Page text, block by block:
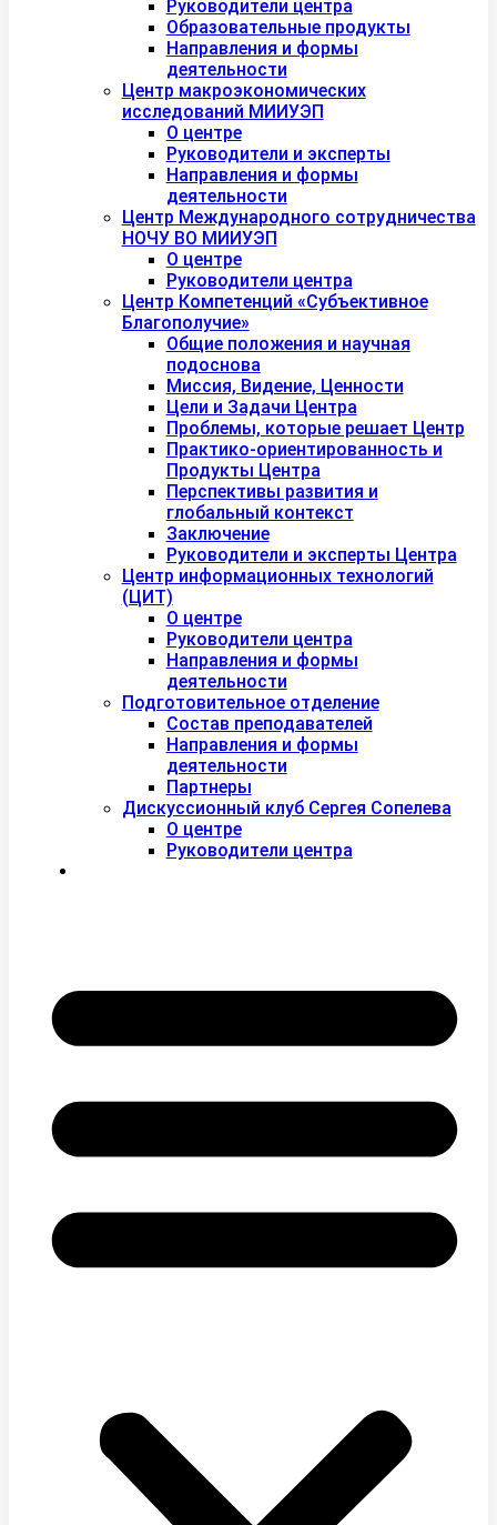
Руководители центра
Образовательные продукты
Направления и формы
деятельности
Центр макроэкономических
исследований МИИУЭП
О центре
Руководители и эксперты
Направления и формы
деятельности
Центр Международного сотрудничества
НОЧУ ВО МИИУЭП
О центре
Руководители центра
Центр Компетенций «Субъективное
Благополучие»
Общие положения и научная
подоснова
Миссия, Видение, Ценности
Цели и Задачи Центра
Проблемы, которые решает Центр
Практико-ориентированность и
Продукты Центра
Перспективы развития и
глобальный контекст
Заключение
Руководители и эксперты Центра
Центр информационных технологий
(ЦИТ)
О центре
Руководители центра
Направления и формы
деятельности
Подготовительное отделение
Состав преподавателей
Направления и формы
деятельности
Партнеры
Дискуссионный клуб Сергея Сопелева
О центре
Руководители центра